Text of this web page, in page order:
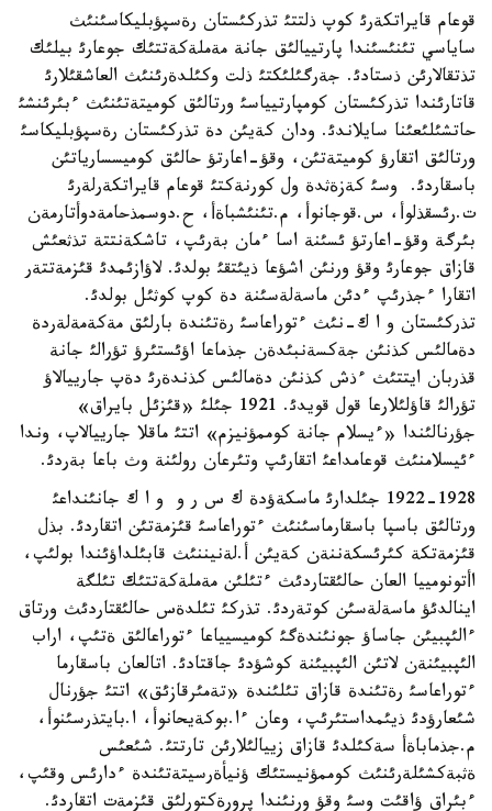
قوعام قايراتكةرئ كوپ ذلتتئ تذركئستان رةسپؤبليكاسئنئث
ساياسي تئنئسئندا پارتييالئق جانة مةملةكةتتئك جوعارئ بيلئك
تذتقالارئن ذستادئ. جةرگئلئكتئ ذلت وكئلدةرئنئث العاشقئلارئ
قاتارئندا تذركئستان كومپارتيياسئ ورتالئق كوميتةتئنئث ءبئرئنشئ
حاتشئلئعئنا سايلاندئ. ودان كةيئن دة تذركئستان رةسپؤبليكاسئ
ورتالئق اتقارؤ كوميتةتئن، وقؤ-اعارتؤ حالئق كوميسسارياتئن
باسقاردئ. وسئ كةزةثدة ول كورنةكتئ قوعام قايراتكةرلةرئ
ت.رئسقذلوأ، س.قوجانوأ، م.تئنئشباةأ، ح.دوسمذحامةدوأتارمةن
بئرگة وقؤ-اعارتؤ ئسئنة اسا ءمان بةرئپ، تاشكةنتتة تذثعئش
قازاق جوعارئ وقؤ ورنئن اشؤعا ذيئتقئ بولدئ. لاؤازئمدئ قئزمةتتةر
اتقارا ءجذرئپ ءدئن ماسةلةسئنة دة كوپ كوثئل بولدئ.
تذركئستان و ا ك-نئث ءتوراعاسئ رةتئندة بارلئق مةكةمةلةردة
دةمالئس كذنئن جةكسةنبئدةن جذماعا اؤئستئرؤ تؤرالئ جانة
قذربان ايتتئث ءذش كذنئن دةمالئس كذندةرئ دةپ جارييالاؤ
تؤرالئ قاؤلئلارعا قول قويدئ. 1921 جئلئ «قئزئل بايراق»
جؤرنالئندا «ءيسلام جانة كوممؤنيزم» اتتئ ماقلا جارييالاپ، وندا
ءئيسلامنئث قوعامداعئ اتقارئپ وتئرعان رولئنة وث باعا بةردئ.
1922-1928 جئلدارئ ماسكةؤدة ك س ر و و ا ك جانئنداعئ
ورتالئق باسپا باسقارماسئنئث ءتوراعاسئ قئزمةتئن اتقاردئ. بذل
قئزمةتكة كئرئسكةننةن كةيئن أ.لةنيننئث قابئلداؤئندا بولئپ،
اأتونومييا العان حالئقتاردئث ءتئلئن مةملةكةتتئك تئلگة
اينالدئؤ ماسةلةسئن كوتةردئ. تذركئ تئلدةس حالئقتاردئث ورتاق
ءالئپبيئن جاساؤ جونئندةگئ كوميسيياعا ءتوراعالئق ةتئپ، اراب
الئپبيئنةن لاتئن الئپبيئنة كوشؤدئ جاقتادئ. اتالعان باسقارما
ءتوراعاسئ رةتئندة قازاق تئلئندة «تةمئرقازئق» اتتئ جؤرنال
شئعارؤدئ ذيئمداستئرئپ، وعان ءا.بوكةيحانوأ، ا.بايتذرسئنوأ،
م.جذماباةأ سةكئلدئ قازاق زييالئلارئن تارتتئ. شئعئس
ةثبةكشئلةرئنئث كوممؤنيستئك ؤنيأةرسيتةتئندة ءدارئس وقئپ،
ءبئراق ؤاقئت وسئ وقؤ ورنئندا پرورةكتورلئق قئزمةت اتقاردئ.